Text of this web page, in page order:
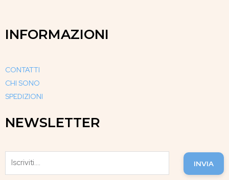
INFORMAZIONI
CONTATTI
CHI SONO
SPEDIZIONI
NEWSLETTER
INVIA